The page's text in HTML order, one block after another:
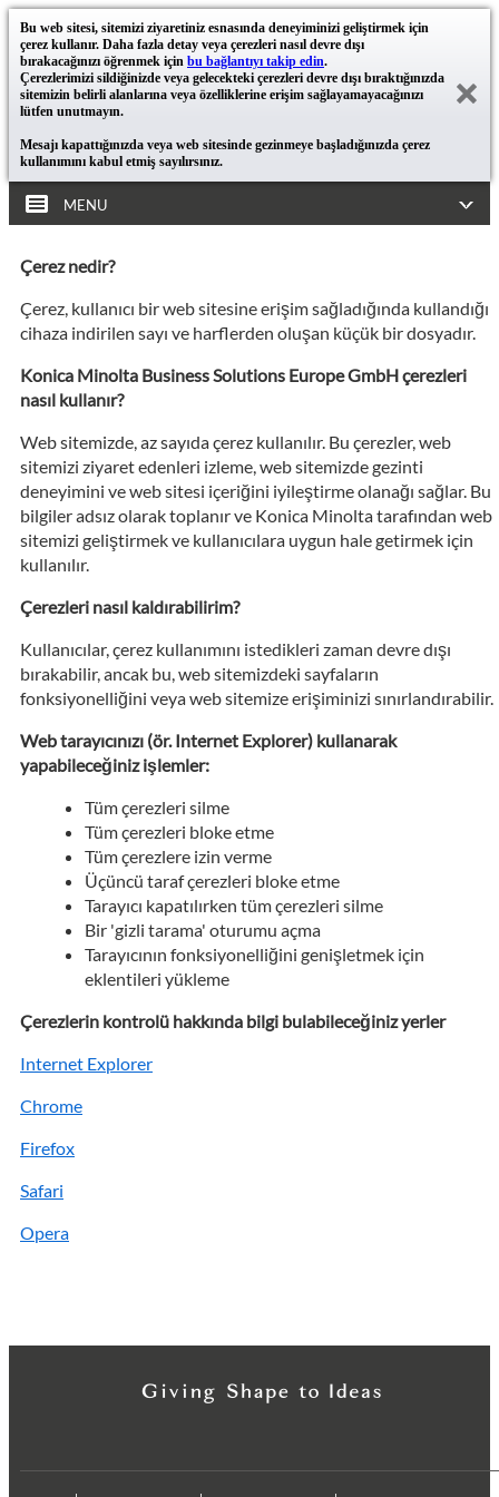
Bu web sitesi, sitemizi ziyaretiniz esnasında deneyiminizi geliştirmek için
çerez kullanır. Daha fazla detay veya çerezleri nasıl devre dışı
bırakacağınızı öğrenmek için bu bağlantıyı takip edin.
Çerezlerimizi sildiğinizde veya gelecekteki çerezleri devre dışı bıraktığınızda
sitemizin belirli alanlarına veya özelliklerine erişim sağlayamayacağınızı
lütfen unutmayın.
Mesajı kapattığınızda veya web sitesinde gezinmeye başladığınızda çerez
kullanımını kabul etmiş sayılırsınız.
MENU
Çerez nedir?
Çerez, kullanıcı bir web sitesine erişim sağladığında kullandığı
cihaza indirilen sayı ve harflerden oluşan küçük bir dosyadır.
Konica Minolta Business Solutions Europe GmbH çerezleri
nasıl kullanır?
Web sitemizde, az sayıda çerez kullanılır. Bu çerezler, web
sitemizi ziyaret edenleri izleme, web sitemizde gezinti
deneyimini ve web sitesi içeriğini iyileştirme olanağı sağlar. Bu
bilgiler adsız olarak toplanır ve Konica Minolta tarafından web
sitemizi geliştirmek ve kullanıcılara uygun hale getirmek için
kullanılır.
Çerezleri nasıl kaldırabilirim?
Kullanıcılar, çerez kullanımını istedikleri zaman devre dışı
bırakabilir, ancak bu, web sitemizdeki sayfaların
fonksiyonelliğini veya web sitemize erişiminizi sınırlandırabilir.
Web tarayıcınızı (ör. Internet Explorer) kullanarak
yapabileceğiniz işlemler:
Tüm çerezleri silme
Tüm çerezleri bloke etme
Tüm çerezlere izin verme
Üçüncü taraf çerezleri bloke etme
Tarayıcı kapatılırken tüm çerezleri silme
Bir 'gizli tarama' oturumu açma
Tarayıcının fonksiyonelliğini genişletmek için
eklentileri yükleme
Çerezlerin kontrolü hakkında bilgi bulabileceğiniz yerler
Internet Explorer
Chrome
Firefox
Safari
Opera